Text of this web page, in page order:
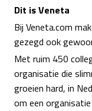
Dit is Veneta
Bij Veneta.com
gezegd ook
Met ruim 450
organisatie die
groeien hard, in
om een